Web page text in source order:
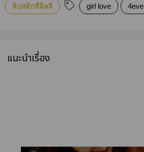
ลิปสติกสีลิลลี่ girl love 4eve
แนะนำเรื่อง